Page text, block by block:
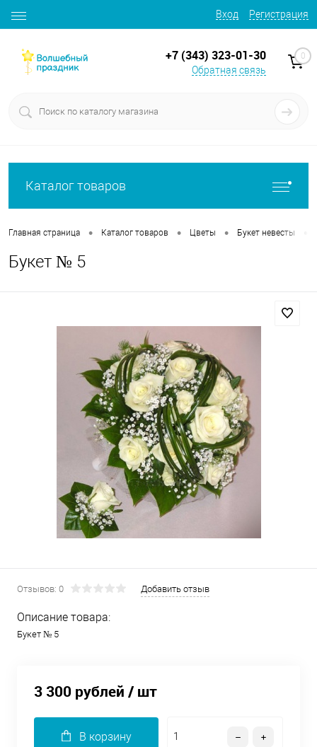
Вход Регистрация
+7 (343) 323-01-30
Обратная связь
0
Каталог товаров
Главная страница • Каталог товаров • Цветы • Букет невесты
Букет № 5
Отзывов: 0 Добавить отзыв
Описание товара:
Букет № 5
3 300 рублей / шт
В корзину